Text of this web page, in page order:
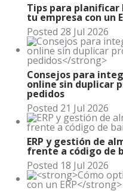
Tips para planificar
tu empresa con un
Posted 28 Jul 2026
Consejos para
online sin duplicar
pedidos
Posted 21 Jul 2026
ERP y gestión de
frente a código de
Posted 18 Jul 2026